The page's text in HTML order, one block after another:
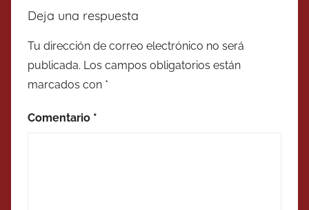
Deja una respuesta
Tu dirección de correo electrónico no será
publicada. Los campos obligatorios están
marcados con *
Comentario *